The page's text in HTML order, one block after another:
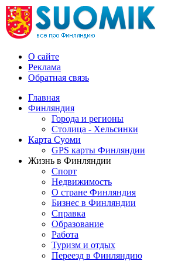
О сайте
Реклама
Обратная связь
Главная
Финляндия
Города и регионы
Столица - Хельсинки
Карта Суоми
GPS карты Финляндии
Жизнь в Финляндии
Спорт
Недвижимость
О стране Финляндия
Бизнес в Финляндии
Справка
Образование
Работа
Туризм и отдых
Переезд в Финляндию